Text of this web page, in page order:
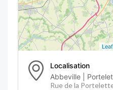
Localisation
Abbeville |
Rue de la